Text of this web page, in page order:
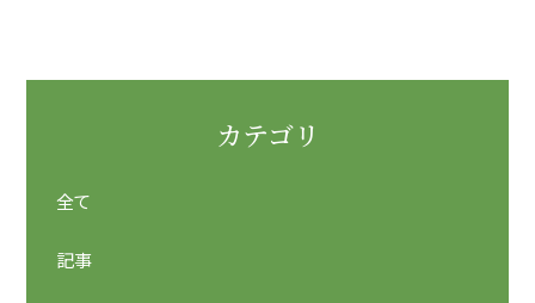
カテゴリ
全て
記事